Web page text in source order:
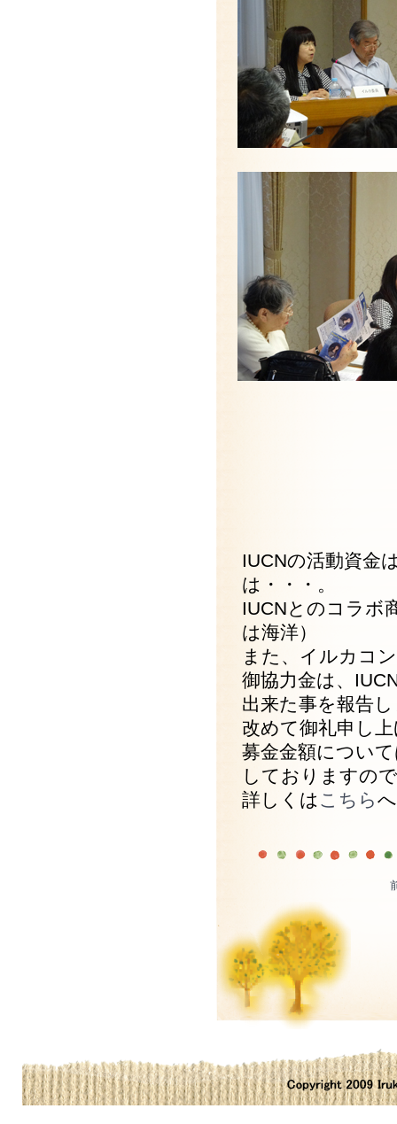
IUCNの活動資金
は・・・。
IUCNとのコラボ
は海洋）
また、イルカコ
御協力金は、
出来た事を報告
改めて御礼申し
募金金額につい
しておりますの
詳しくは こちらへ